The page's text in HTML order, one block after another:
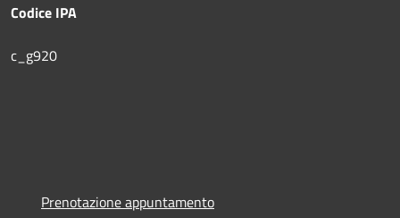
Codice IPA
c_g920
Prenotazione appuntamento